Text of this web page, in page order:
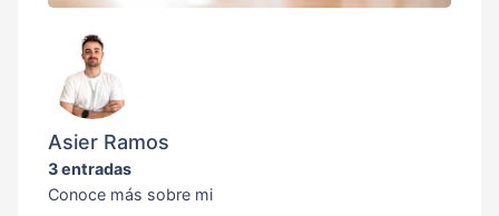
Asier Ramos
3 entradas
Conoce más sobre mi